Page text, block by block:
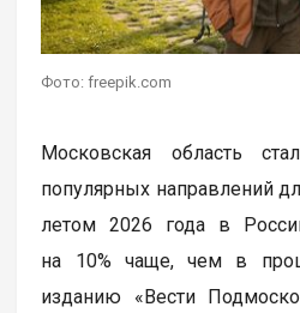
Фото: freepik.com
Московская область
популярных направлений
летом 2026 года в
на 10% чаще, чем в
изданию «Вести